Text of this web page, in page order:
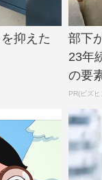
抑えた
部下
23年
の要
PR(ビズ